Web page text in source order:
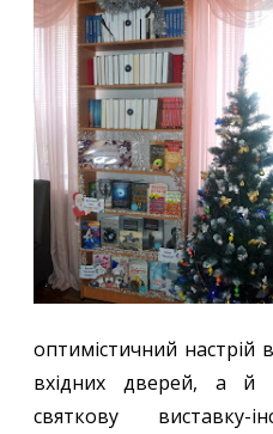
оптимістичний настрій
вхідних дверей, а й
святкову виставку-